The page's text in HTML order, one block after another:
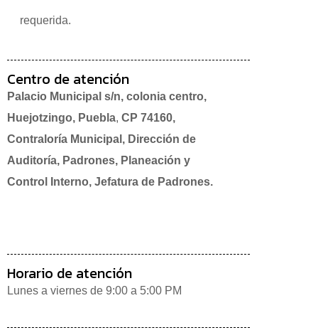
requerida.
Centro de atención
Palacio Municipal s/n, colonia centro,
Huejotzingo, Puebla, CP 74160,
Contraloría Municipal, Dirección de
Auditoría, Padrones, Planeación y
Control Interno, Jefatura de Padrones.
Horario de atención
Lunes a viernes de 9:00 a 5:00 PM